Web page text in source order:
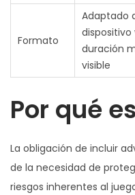
Formato
Adaptado
dispositivo
duración
visible
Por qué
La obligación de incluir
de la necesidad de
riesgos inherentes al